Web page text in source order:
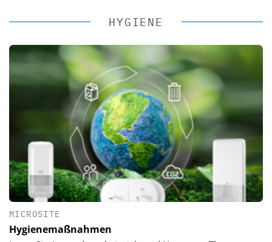
HYGIENE
MICROSITE
Hygienemaßnahmen